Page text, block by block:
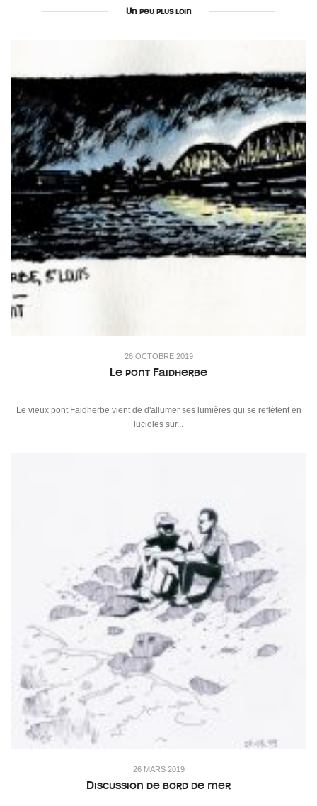
Un peu plus loin
26 OCTOBRE 2019
Le pont Faidherbe
Le vieux pont Faidherbe vient de d'allumer ses lumières qui se reflètent en
lucioles sur...
26 MARS 2019
Discussion de bord de mer